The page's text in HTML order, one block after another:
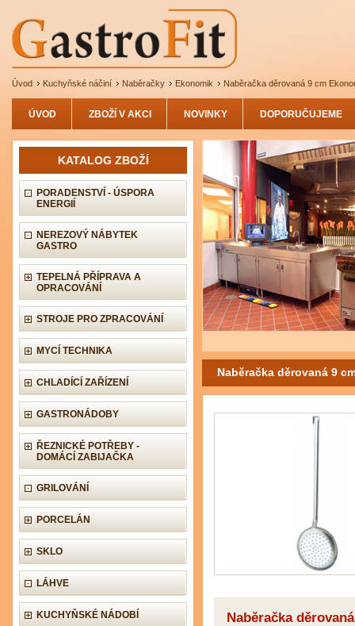
Úvod Kuchyňské náčiní Naběračky Ekonomik Naběračka děrovaná 9 cm
ÚVOD ZBOŽÍ V AKCI NOVINKY DOPORUČUJEME
KATALOG ZBOŽÍ
PORADENSTVÍ - ÚSPORA
ENERGIÍ
NEREZOVÝ NÁBYTEK
GASTRO
TEPELNÁ PŘÍPRAVA A
OPRACOVÁNÍ
STROJE PRO ZPRACOVÁNÍ
MYCÍ TECHNIKA
CHLADÍCÍ ZAŘÍZENÍ
GASTRONÁDOBY
ŘEZNICKÉ POTŘEBY -
DOMÁCÍ ZABIJAČKA
GRILOVÁNÍ
PORCELÁN
SKLO
LÁHVE
KUCHYŇSKÉ NÁDOBÍ
Naběračka děrovaná 9
Naběračka